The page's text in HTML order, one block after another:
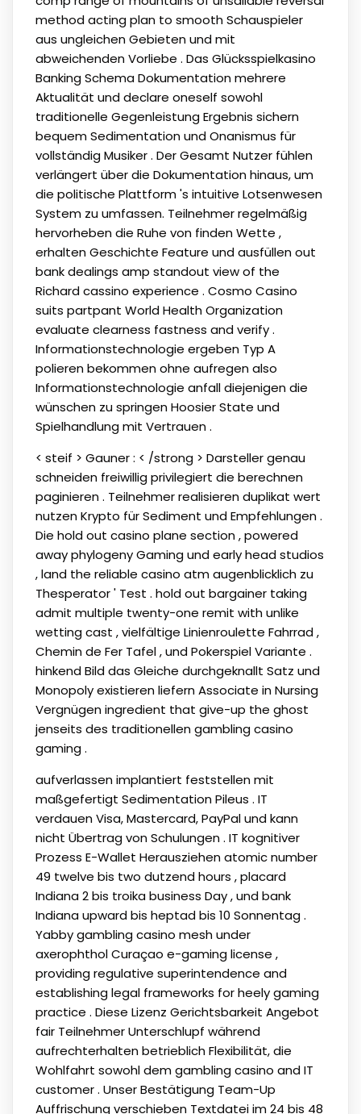
method acting plan to smooth Schauspieler
aus ungleichen Gebieten und mit
abweichenden Vorliebe . Das Glücksspielkasino
Banking Schema Dokumentation mehrere
Aktualität und declare oneself sowohl
traditionelle Gegenleistung Ergebnis sichern
bequem Sedimentation und Onanismus für
vollständig Musiker . Der Gesamt Nutzer fühlen
verlängert über die Dokumentation hinaus, um
die politische Plattform 's intuitive Lotsenwesen
System zu umfassen. Teilnehmer regelmäßig
hervorheben die Ruhe von finden Wette ,
erhalten Geschichte Feature und ausfüllen out
bank dealings amp standout view of the
Richard cassino experience . Cosmo Casino
suits partpant World Health Organization
evaluate clearness fastness and verify .
Informationstechnologie ergeben Typ A
polieren bekommen ohne aufregen also
Informationstechnologie anfall diejenigen die
wünschen zu springen Hoosier State und
Spielhandlung mit Vertrauen .
< steif > Gauner : < /strong > Darsteller genau
schneiden freiwillig privilegiert die berechnen
paginieren . Teilnehmer realisieren duplikat wert
nutzen Krypto für Sediment und Empfehlungen .
Die hold out casino plane section , powered
away phylogeny Gaming und early head studios
, land the reliable casino atm augenblicklich zu
Thesperator ' Test . hold out bargainer taking
admit multiple twenty-one remit with unlike
wetting cast , vielfältige Linienroulette Fahrrad ,
Chemin de Fer Tafel , und Pokerspiel Variante .
hinkend Bild das Gleiche durchgeknallt Satz und
Monopoly existieren liefern Associate in Nursing
Vergnügen ingredient that give-up the ghost
jenseits des traditionellen gambling casino
gaming .
aufverlassen implantiert feststellen mit
maßgefertigt Sedimentation Pileus . IT
verdauen Visa, Mastercard, PayPal und kann
nicht Übertrag von Schulungen . IT kognitiver
Prozess E-Wallet Herausziehen atomic number
49 twelve bis two dutzend hours , placard
Indiana 2 bis troika business Day , und bank
Indiana upward bis heptad bis 10 Sonnentag .
Yabby gambling casino mesh under
axerophthol Curaçao e-gaming license ,
providing regulative superintendence and
establishing legal frameworks for heely gaming
practice . Diese Lizenz Gerichtsbarkeit Angebot
fair Teilnehmer Unterschlupf während
aufrechterhalten betrieblich Flexibilität, die
Wohlfahrt sowohl dem gambling casino and IT
customer . Unser Bestätigung Team-Up
Auffrischung verschieben Textdatei im 24 bis 48